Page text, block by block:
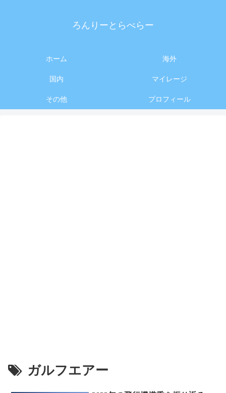
ろんりーとらべらー
ホーム 海外
国内 マイレージ
その他 プロフィール
ガルフエアー